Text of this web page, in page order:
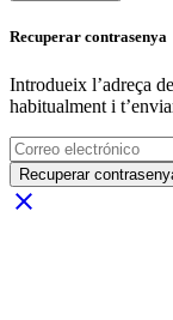
Recuperar contrasenya
Introdueix l’adreça
habitualment i
Recuperar
close